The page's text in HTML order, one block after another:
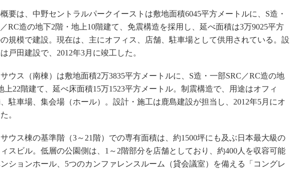
要は、中野セントラルパークイーストは敷地面積6045平方メートルに、S造・
RC造の地下2階・地上10階建て、免震構造を採用し、延べ面積は3万9025平方
の規模で建設。現在は、主にオフィス、店舗、駐車場として供用されている。設
戸田建設で、2012年3月に竣工した。
ウス（南棟）は敷地面積2万3835平方メートルに、S造・一部SRC／RC造の地
上22階建て、延べ床面積15万1523平方メートル。制震構造で、用途はオフィ
駐車場、集会場（ホール）。設計・施工は鹿島建設が担当し、2012年5月にオ
。
ウス棟の基準階（3～21階）での専有面積は、約1500坪にも及ぶ日本最大級の
スビル。低層の公園側は、1～2階部分を店舗としており、約400人を収容可能
ションホール、5つのカンファレンスルーム（貸会議室）を備える「コングレ